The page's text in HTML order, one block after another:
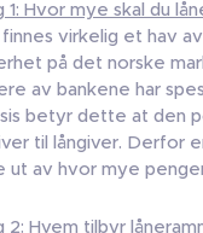
1: Hvor mye skal du
virkelig et hav
på det norske
av bankene har
betyr dette at den
til långiver. Derfor
ut av hvor mye
2: Hvem tilbyr